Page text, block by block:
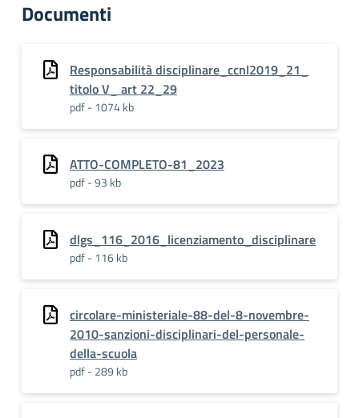
Documenti
Responsabilità disciplinare_ccnl2019_21_
titolo V_ art 22_29
pdf - 1074 kb
ATTO-COMPLETO-81_2023
pdf - 93 kb
dlgs_116_2016_licenziamento_disciplinare
pdf - 116 kb
circolare-ministeriale-88-del-8-novembre-
2010-sanzioni-disciplinari-del-personale-
della-scuola
pdf - 289 kb